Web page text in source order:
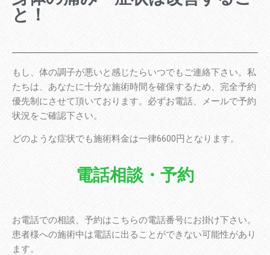
と！
もし、体の調子が悪いと感じたらいつでもご連絡下さい。私
たちは、あなたに十分な施術時間を確保するため、完全予約
優先制にさせて頂いております。必ずお電話、メールで予約
状況をご確認下さい。
どのような症状でも施術料金は一律6600円となります。
電話相談・予約
お電話での相談、予約はこちらの電話番号にお掛け下さい。
患者様への施術中は電話に出ることができない可能性があり
ます。